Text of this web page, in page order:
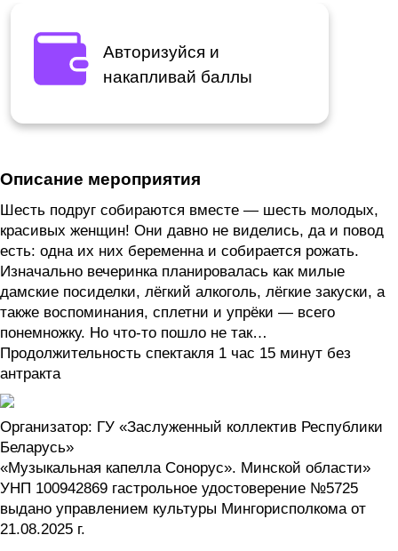
Авторизуйся и
накапливай баллы
Описание мероприятия
Шесть подруг собираются вместе — шесть молодых,
красивых женщин! Они давно не виделись, да и повод
есть: одна их них беременна и собирается рожать.
Изначально вечеринка планировалась как милые
дамские посиделки, лёгкий алкоголь, лёгкие закуски, а
также воспоминания, сплетни и упрёки — всего
понемножку. Но что-то пошло не так…
Продолжительность спектакля 1 час 15 минут без
антракта
Организатор: ГУ «Заслуженный коллектив Республики
Беларусь»
«Музыкальная капелла Сонорус». Минской области»
УНП 100942869 гастрольное удостоверение №5725
выдано управлением культуры Мингорисполкома от
21.08.2025 г.